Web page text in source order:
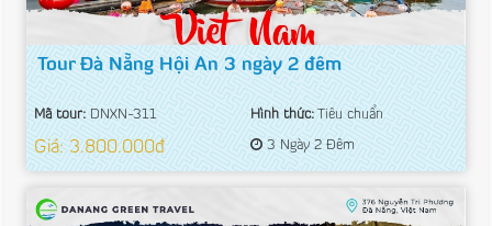
Tour Đà Nẵng Hội An 3 ngày 2 đêm
Mã tour:DNXN-311 Hình thức:Tiêu chuẩn
Giá: 3.800.000đ 3 Ngày 2 Đêm